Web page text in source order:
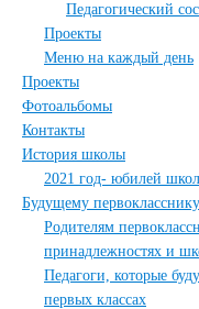
Педагогический
Проекты
Меню на каждый день
Проекты
Фотоальбомы
Контакты
История школы
2021 год- юбилей
Будущему первокласснику
Родителям
принадлежностях и
Педагоги, которые
первых классах